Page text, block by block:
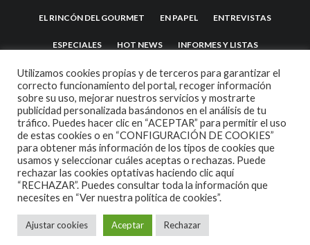
EL RINCÓN DEL GOURMET EN PAPEL ENTREVISTAS
ESPECIALES HOT NEWS INFORMES Y LISTAS
LA TRASTIENDA MIS DISCOS Y YO NOTICIAS OPINIÓN
REVIEWS TEATRO TU DISCO ME SUENA
2007 COPYRIGHT - CODETIPI
Utilizamos cookies propias y de terceros para garantizar el
correcto funcionamiento del portal, recoger información
sobre su uso, mejorar nuestros servicios y mostrarte
publicidad personalizada basándonos en el análisis de tu
tráfico. Puedes hacer clic en “ACEPTAR” para permitir el uso
de estas cookies o en “CONFIGURACIÓN DE COOKIES”
para obtener más información de los tipos de cookies que
usamos y seleccionar cuáles aceptas o rechazas. Puede
rechazar las cookies optativas haciendo clic aquí
“RECHAZAR”. Puedes consultar toda la información que
necesites en “Ver nuestra política de cookies”.
Ajustar cookies Aceptar Rechazar